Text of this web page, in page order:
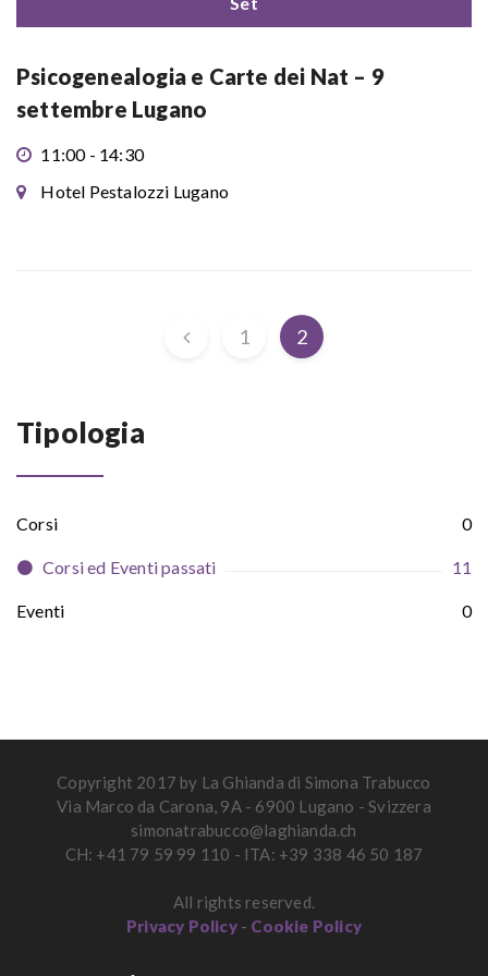
Psicogenealogia e Carte dei Nat – 9
settembre Lugano
11:00 - 14:30
Hotel Pestalozzi Lugano
1 2
Tipologia
Corsi 0
Corsi ed Eventi passati 11
Eventi 0
Copyright 2017 by La Ghianda di Simona Trabucco
Via Marco da Carona, 9A - 6900 Lugano - Svizzera
simonatrabucco@laghianda.ch
CH: +41 79 59 99 110 - ITA: +39 338 46 50 187
All rights reserved.
Privacy Policy- Cookie Policy